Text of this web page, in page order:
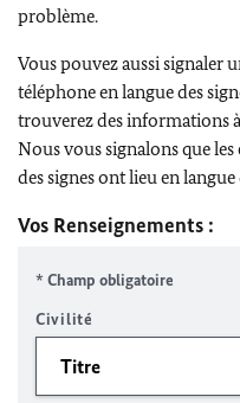
problème.
Vous pouvez aussi signaler
téléphone en langue des
trouverez des informations
Nous vous signalons que
des signes ont lieu en
Vos Renseignements :
* Champ obligatoire
Civilité